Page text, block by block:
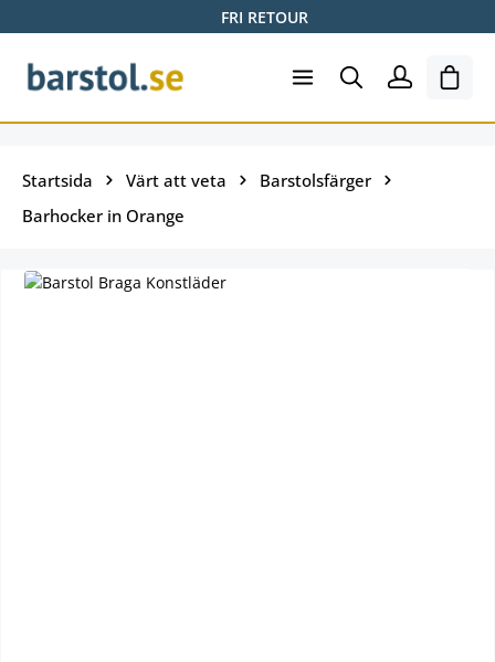
FRI RETOUR
Startsida Värt att veta
Barstolsfärger
Barhocker in Orange